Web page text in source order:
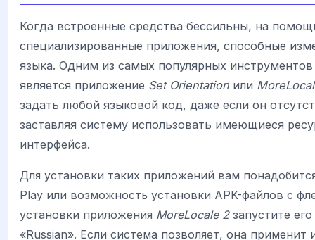
Когда встроенные средства бессильны, на
специализированные приложения, способные
языка. Одним из самых популярных
является приложение Set Orientation или
задать любой языковой код, даже если он
заставляя систему использовать имеющиеся
интерфейса.
Для установки таких приложений вам
Play или возможность установки APK-файлов с
установки приложения MoreLocale 2запустите
«Russian». Если система позволяет, она применит